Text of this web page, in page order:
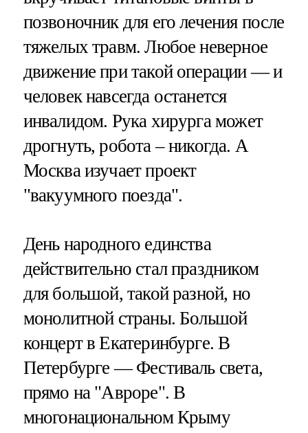
позвоночник для его лечения после
тяжелых травм. Любое неверное
движение при такой операции — и
человек навсегда останется
инвалидом. Рука хирурга может
дрогнуть, робота – никогда. А
Москва изучает проект
"вакуумного поезда".
День народного единства
действительно стал праздником
для большой, такой разной, но
монолитной страны. Большой
концерт в Екатеринбурге. В
Петербурге — Фестиваль света,
прямо на "Авроре". В
многонациональном Крыму